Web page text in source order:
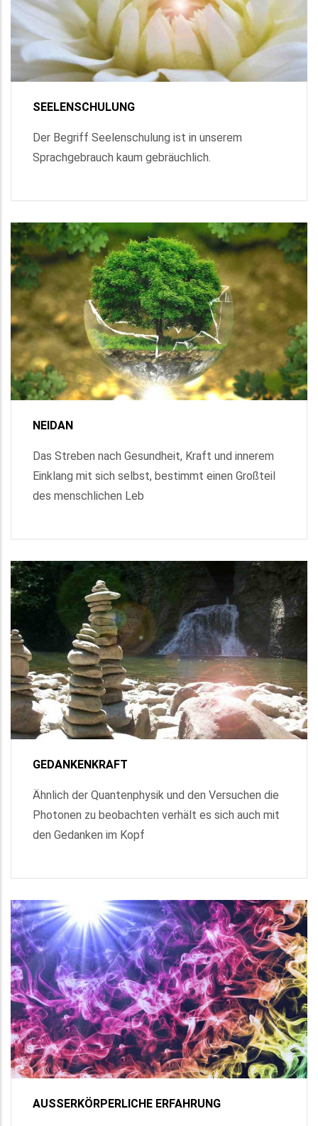
SEELENSCHULUNG
Der Begriff Seelenschulung ist in unserem
Sprachgebrauch kaum gebräuchlich.
NEIDAN
Das Streben nach Gesundheit, Kraft und innerem
Einklang mit sich selbst, bestimmt einen Großteil
des menschlichen Leb
GEDANKENKRAFT
Ähnlich der Quantenphysik und den Versuchen die
Photonen zu beobachten verhält es sich auch mit
den Gedanken im Kopf
AUSSERKÖRPERLICHE ERFAHRUNG